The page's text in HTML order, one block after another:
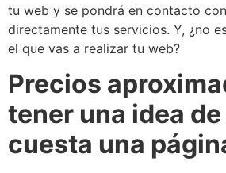
tu web y se pondrá en contacto
directamente tus servicios. Y, ¿no
el que vas a realizar tu web?
Precios
tener una idea
cuesta una